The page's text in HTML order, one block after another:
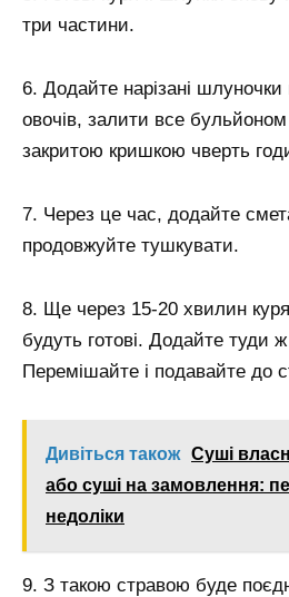
три частини.
6. Додайте нарізані
овочів, залити все бульйоном
закритою кришкою чверть
7. Через це час, додайте
продовжуйте тушкувати.
8. Ще через 15-20 хвилин
будуть готові. Додайте туди ж
Перемішайте і подавайте до
Дивіться також Суші
або суші на замовлення:
недоліки
9. З такою стравою буде